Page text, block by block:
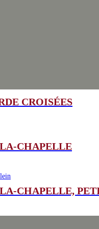
CROISÉES
CHAPELLE
CHAPELLE,